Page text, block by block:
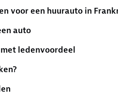
voor een huurauto in
auto
ledenvoordeel